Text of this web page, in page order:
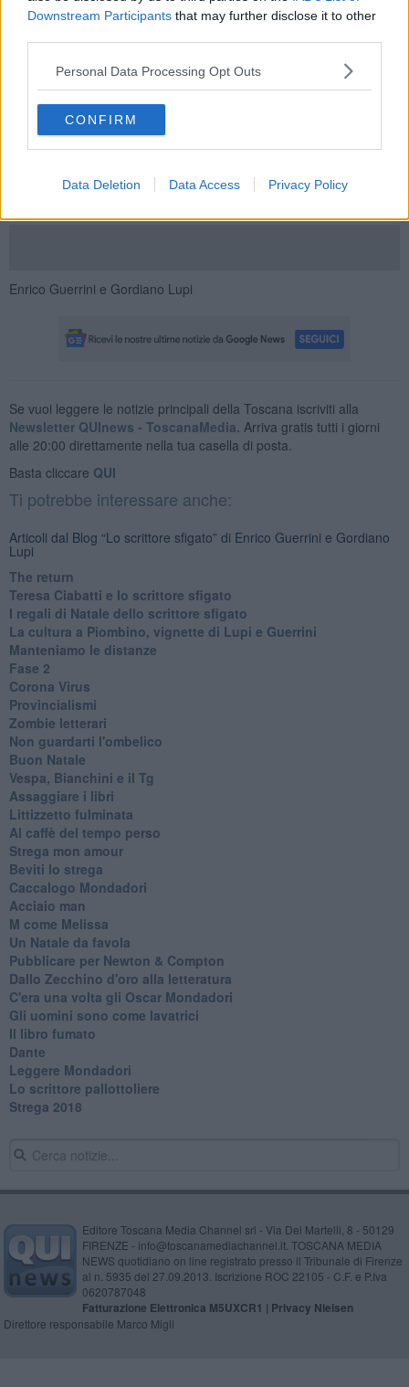
Downstream Participants that may further disclose it to other
Personal Data Processing Opt Outs
CONFIRM
Data Deletion Data Access Privacy Policy
Enrico Guerrini e Gordiano Lupi
Se vuoi leggere le notizie principali della Toscana iscriviti alla
Newsletter QUInews - ToscanaMedia. Arriva gratis tutti i giorni
alle 20:00 direttamente nella tua casella di posta.
Basta cliccare QUI
Ti potrebbe interessare anche:
Articoli dal Blog “Lo scrittore sfigato” di Enrico Guerrini e Gordiano
Lupi
The return
Teresa Ciabatti e lo scrittore sfigato
I regali di Natale dello scrittore sfigato
La cultura a Piombino, vignette di Lupi e Guerrini
Manteniamo le distanze
Fase 2
Corona Virus
Provincialismi
Zombie letterari
Non guardarti l'ombelico
Buon Natale
Vespa, Bianchini e il Tg
Assaggiare i libri
Littizzetto fulminata
Al caffè del tempo perso
Strega mon amour
Beviti lo strega
Caccalogo Mondadori
Acciaio man
M come Melissa
Un Natale da favola
Pubblicare per Newton & Compton
Dallo Zecchino d'oro alla letteratura
C'era una volta gli Oscar Mondadori
Gli uomini sono come lavatrici
Il libro fumato
Dante
Leggere Mondadori
Lo scrittore pallottoliere
Strega 2018
Editore Toscana Media Channel srl - Via Dei Martelli, 8 - 50129
FIRENZE - info@toscanamediachannel.it. TOSCANA MEDIA
NEWS quotidiano on line registrato presso il Tribunale di Firenze
al n. 5935 del 27.09.2013. Iscrizione ROC 22105 - C.F. e P.Iva
0620787048
Fatturazione Elettronica M5UXCR1 | Privacy Nielsen
Direttore responsabile Marco Migli